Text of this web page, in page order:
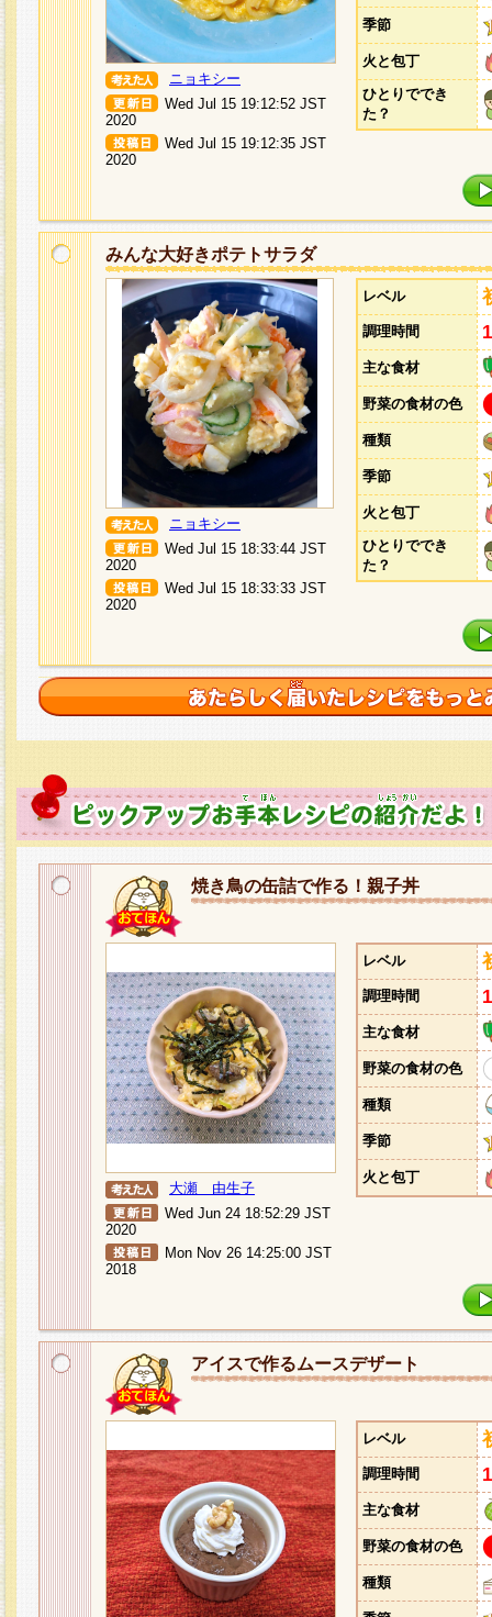
ニョキシー
Wed Jul 15 19:12:52 JST
2020
Wed Jul 15 19:12:35 JST
2020
季節
火と包丁
ひとりででき
た？
みんな大好きポテトサラダ
ニョキシー
Wed Jul 15 18:33:44 JST
2020
Wed Jul 15 18:33:33 JST
2020
レベル
調理時間
主な食材
野菜の食材の色
種類
季節
火と包丁
ひとりででき
た？
焼き鳥の缶詰で作る！親子丼
大瀬 由生子
Wed Jun 24 18:52:29 JST
2020
Mon Nov 26 14:25:00 JST
2018
レベル
調理時間
主な食材
野菜の食材の色
種類
季節
火と包丁
アイスで作るムースデザート
レベル
調理時間
主な食材
野菜の食材の色
種類